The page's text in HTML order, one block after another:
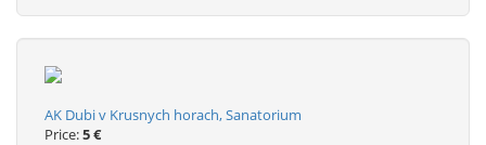
AK Dubi v Krusnych horach, Sanatorium
Price:5 €